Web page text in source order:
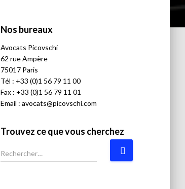
Nos bureaux
Avocats Picovschi
62 rue Ampère
75017 Paris
Tél : +33 (0)1 56 79 11 00
Fax : +33 (0)1 56 79 11 01
Email : avocats@picovschi.com
Trouvez ce que vous cherchez
R
e